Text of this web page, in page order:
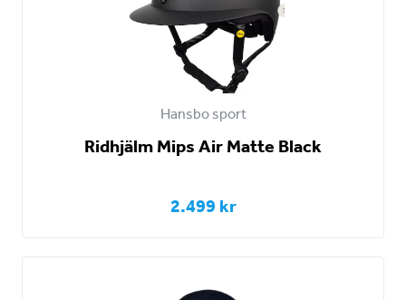
Hansbo sport
Ridhjälm Mips Air Matte Black
2.499 kr